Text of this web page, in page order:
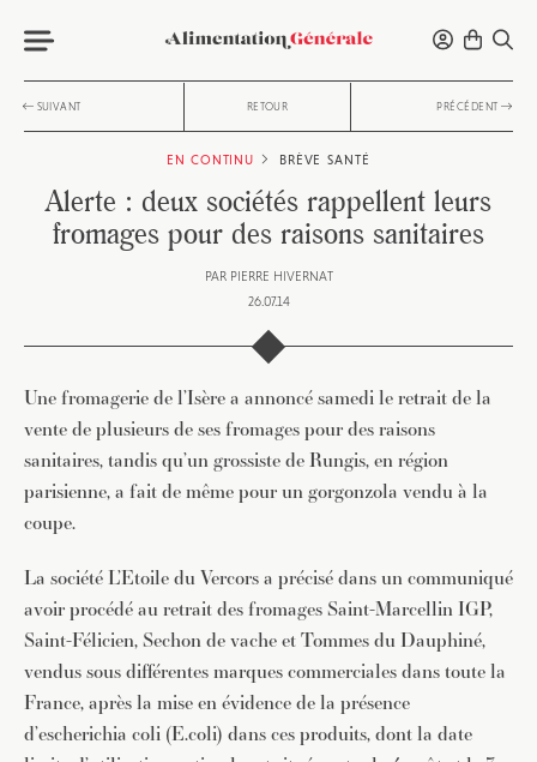
SUIVANT RETOUR PRÉCÉDENT
EN CONTINU BRÈVE SANTÉ
Alerte : deux sociétés rappellent leurs
fromages pour des raisons sanitaires
PAR PIERRE HIVERNAT
26.07.14
Une fromagerie de l’Isère a annoncé samedi le retrait de la
vente de plusieurs de ses fromages pour des raisons
sanitaires, tandis qu’un grossiste de Rungis, en région
parisienne, a fait de même pour un gorgonzola vendu à la
coupe.
La société L’Etoile du Vercors a précisé dans un communiqué
avoir procédé au retrait des fromages Saint-Marcellin IGP,
Saint-Félicien, Sechon de vache et Tommes du Dauphiné,
vendus sous différentes marques commerciales dans toute la
France, après la mise en évidence de la présence
d’escherichia coli (E.coli) dans ces produits, dont la date